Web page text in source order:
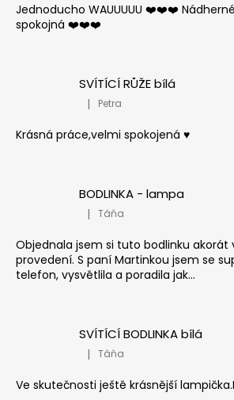
Jednoducho WAUUUUU ❤️❤️❤️
spokojná ❤️❤️❤️
SVÍTÍCÍ RŮŽE bílá
Hodnocení produktu je 5 z 5
| Petra
Krásná práce,velmi spokojená ♥️
BODLINKA - lampa
Hodnocení produktu je 5 z 5
| Táňa
Objednala jsem si tuto bodlinku
provedení. S paní Martinkou jsem se
telefon, vysvětlila a poradila jak...
SVÍTÍCÍ BODLINKA bílá
Hodnocení produktu je 5 z 5
| Táňa
Ve skutečnosti ještě krásnější